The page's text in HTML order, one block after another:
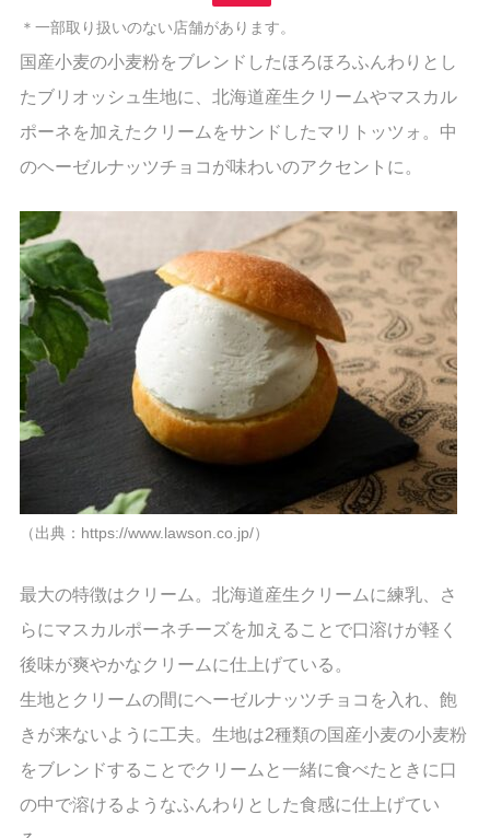
＊一部取り扱いのない店舗があります。
国産小麦の小麦粉をブレンドしたほろほろふんわりとし
たブリオッシュ生地に、北海道産生クリームやマスカル
ポーネを加えたクリームをサンドしたマリトッツォ。中
のヘーゼルナッツチョコが味わいのアクセントに。
（出典：https://www.lawson.co.jp/）
最大の特徴はクリーム。北海道産生クリームに練乳、さ
らにマスカルポーネチーズを加えることで口溶けが軽く
後味が爽やかなクリームに仕上げている。
生地とクリームの間にヘーゼルナッツチョコを入れ、飽
きが来ないように工夫。生地は2種類の国産小麦の小麦粉
をブレンドすることでクリームと一緒に食べたときに口
の中で溶けるようなふんわりとした食感に仕上げてい